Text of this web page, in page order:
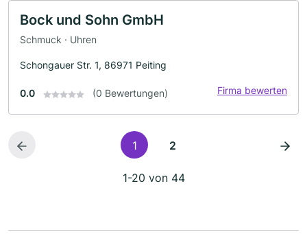
Bock und Sohn GmbH
Schmuck · Uhren
Schongauer Str. 1, 86971 Peiting
0.0 (0 Bewertungen) Firma bewerten
1 2
1-20 von 44